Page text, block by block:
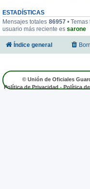
ESTADÍSTICAS
Mensajes totales 86957• Temas
usuario más reciente es sarone
Índice general
© Unión de Oficiales
Política de Privacidad - Política